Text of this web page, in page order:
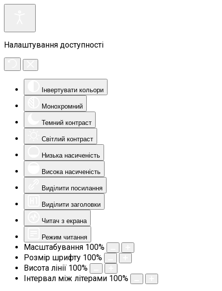
Налаштування доступності
Інвертувати кольори
Монохромний
Темний контраст
Світлий контраст
Низька насиченість
Висока насиченість
Виділити посилання
Виділити заголовки
Читач з екрана
Режим читання
Масштабування 100%
Розмір шрифту 100%
Висота лінії 100%
Інтервал між літерами 100%